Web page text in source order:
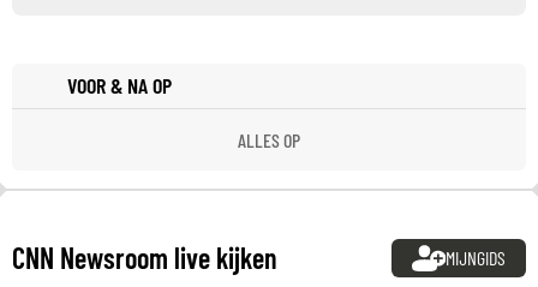
VOOR & NA OP
ALLES OP
CNN Newsroom live kijken MIJNGIDS